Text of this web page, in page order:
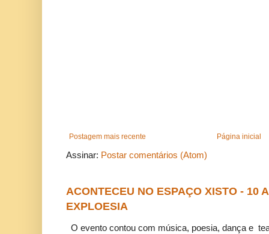
Postagem mais recente Página inicial
Assinar: Postar comentários (Atom)
ACONTECEU NO ESPAÇO XISTO - 10
EXPLOESIA
O evento contou com música, poesia, dança e